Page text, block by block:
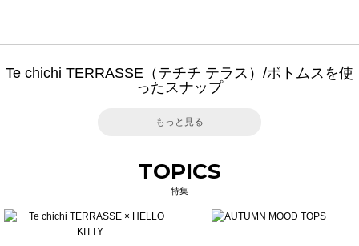
Te chichi TERRASSE（テチチ テラス）/ボトムスを使
ったスナップ
もっと見る
TOPICS
特集